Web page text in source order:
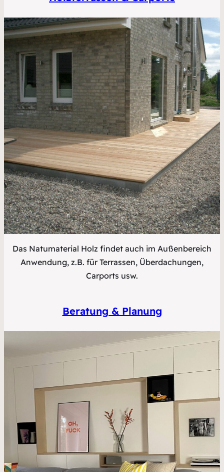
Das Natumaterial Holz findet auch im Außenbereich
Anwendung, z.B. für Terrassen, Überdachungen,
Carports usw.
Beratung & Planung